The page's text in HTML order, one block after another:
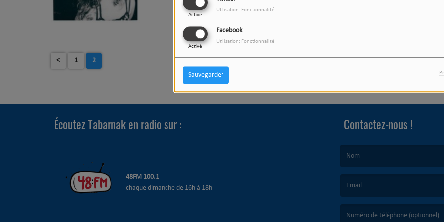
Activé
Utilisation: Fonctionnalité
Facebook
Activé
Utilisation: Fonctionnalité
Sauvegarder
< 1 2
Écoutez Tabarnak en radio sur :
48FM 100.1
chaque dimanche de 16h à 18h
Contactez-nous !